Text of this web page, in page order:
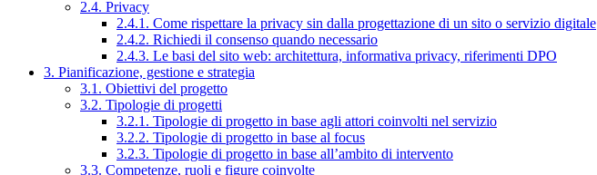
2.4. Privacy
2.4.1. Come rispettare la privacy sin dalla progettazione di un sito o servizio digitale
2.4.2. Richiedi il consenso quando necessario
2.4.3. Le basi del sito web: architettura, informativa privacy, riferimenti DPO
3. Pianificazione, gestione e strategia
3.1. Obiettivi del progetto
3.2. Tipologie di progetti
3.2.1. Tipologie di progetto in base agli attori coinvolti nel servizio
3.2.2. Tipologie di progetto in base al focus
3.2.3. Tipologie di progetto in base all’ambito di intervento
3.3. Competenze, ruoli e figure coinvolte